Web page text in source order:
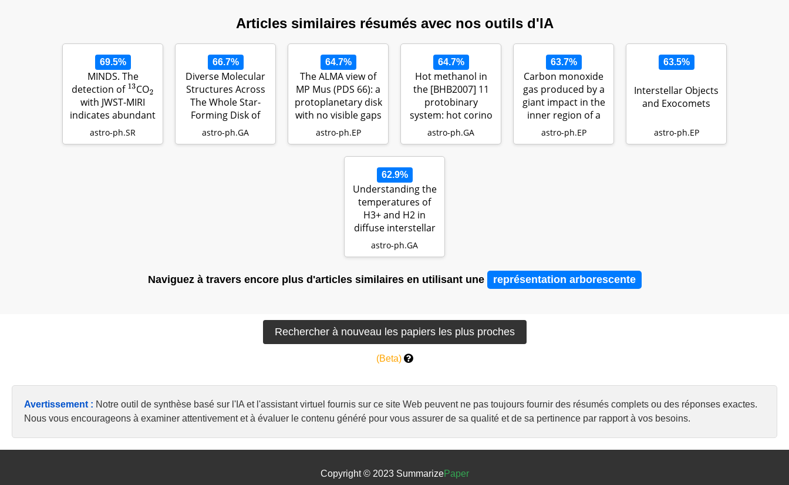
Articles similaires résumés avec nos outils d'IA
69.5%
MINDS. The
detection of13CO2
with JWST-MIRI
indicates abundant
CO$…
astro-ph.SR
66.7%
Diverse Molecular
Structures Across
The Whole Star-
Forming Disk of
M83: High …
astro-ph.GA
64.7%
The ALMA view of
MP Mus (PDS 66): a
protoplanetary disk
with no visible gaps
…
astro-ph.EP
64.7%
Hot methanol in
the [BHB2007] 11
protobinary
system: hot corino
versus shock …
astro-ph.GA
63.7%
Carbon monoxide
gas produced by a
giant impact in the
inner region of a
young…
astro-ph.EP
63.5%
Interstellar Objects
and Exocomets
astro-ph.EP
62.9%
Understanding the
temperatures of
H3+ and H2 in
diffuse interstellar
sightlin…
astro-ph.GA
Naviguez à travers encore plus d'articles similaires en utilisant une représentation arborescente
(Beta)
Avertissement : Notre outil de synthèse basé sur l'IA et l'assistant virtuel fournis sur ce site Web peuvent ne pas toujours fournir des résumés complets ou des réponses exactes.
Nous vous encourageons à examiner attentivement et à évaluer le contenu généré pour vous assurer de sa qualité et de sa pertinence par rapport à vos besoins.
Copyright © 2023 SummarizePaper